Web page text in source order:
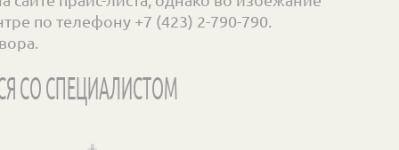
по телефону +7 (423) 2-790-790.
СО СПЕЦИАЛИСТОМ